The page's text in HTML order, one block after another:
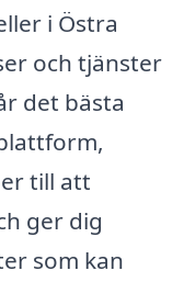
i Östra
och tjänster
det bästa
till att
ger dig
som kan